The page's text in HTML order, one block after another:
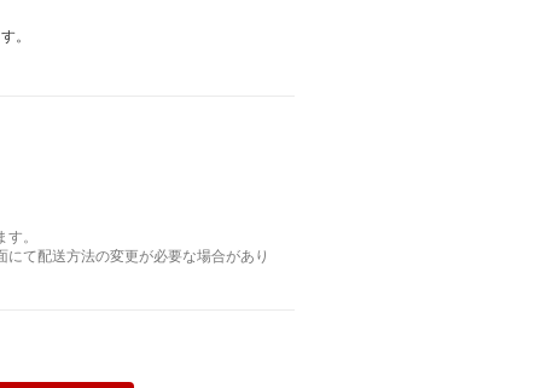
。
。
て配送方法の変更が必要な場合があり